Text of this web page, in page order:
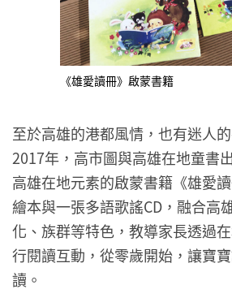
《雄愛讀冊》啟蒙書籍
至於高雄的港都風情，也有迷人
2017年，高市圖與高雄在地童書
高雄在地元素的啟蒙書籍《雄愛
繪本與一張多語歌謠CD，融合高
化、族群等特色，教導家長透過
行閱讀互動，從零歲開始，讓寶
讀。